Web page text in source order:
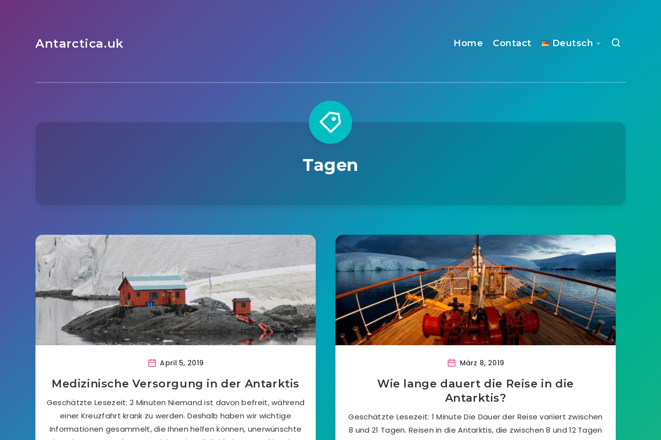
Antarctica.uk Home Contact Deutsch
Tagen
April 5, 2019
Medizinische Versorgung in der Antarktis
Geschätzte Lesezeit: 2 Minuten Niemand ist davon befreit, während
einer Kreuzfahrt krank zu werden. Deshalb haben wir wichtige
Informationen gesammelt, die Ihnen helfen können, unerwünschte
März 8, 2019
Wie lange dauert die Reise in die
Antarktis?
Geschätzte Lesezeit: 1 Minute Die Dauer der Reise variiert zwischen
8 und 21 Tagen. Reisen in die Antarktis, die zwischen 8 und 12 Tagen